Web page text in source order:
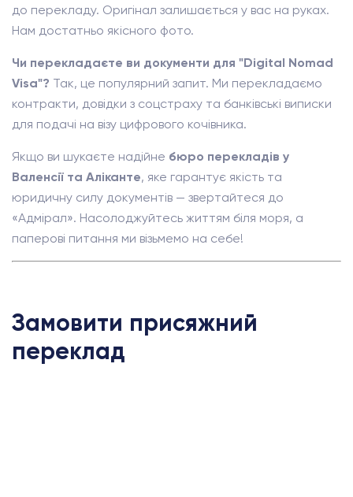
до перекладу. Оригінал залишається у вас на руках.
Нам достатньо якісного фото.
Чи перекладаєте ви документи для "Digital Nomad
Visa"? Так, це популярний запит. Ми перекладаємо
контракти, довідки з соцстраху та банківські виписки
для подачі на візу цифрового кочівника.
Якщо ви шукаєте надійне бюро перекладів у
Валенсії та Аліканте, яке гарантує якість та
юридичну силу документів — звертайтеся до
«Адмірал». Насолоджуйтесь життям біля моря, а
паперові питання ми візьмемо на себе!
Замовити присяжний
переклад